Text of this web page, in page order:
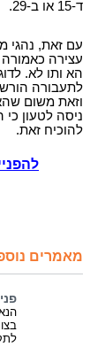
ד-15 או ב-29.
עם זאת, נהגי
עצירה
הא ותו לא.
לתעבורה
וזאת משום
ניסה לטעון
להוכיח זאת.
מאמרים
לתקנה 22(א)